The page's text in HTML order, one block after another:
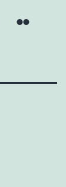
YouTube